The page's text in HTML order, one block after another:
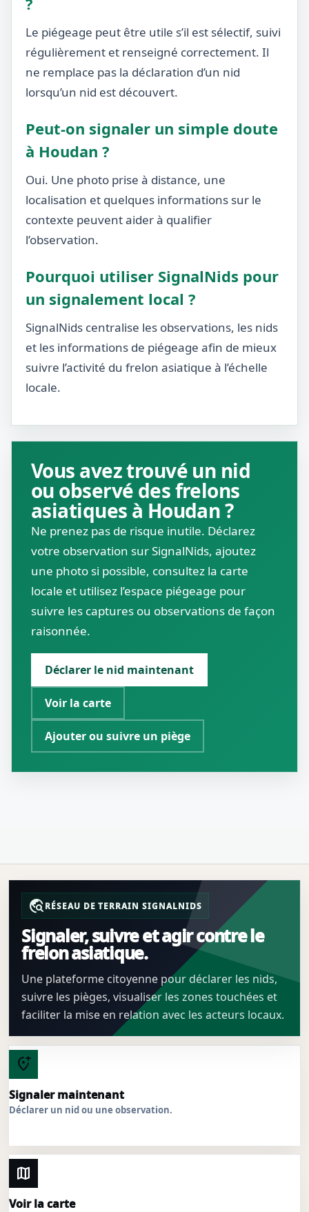
Le piégeage peut être utile s’il est sélectif, suivi
régulièrement et renseigné correctement. Il
ne remplace pas la déclaration d’un nid
lorsqu’un nid est découvert.
Peut-on signaler un simple doute
à Houdan ?
Oui. Une photo prise à distance, une
localisation et quelques informations sur le
contexte peuvent aider à qualifier
l’observation.
Pourquoi utiliser SignalNids pour
un signalement local ?
SignalNids centralise les observations, les nids
et les informations de piégeage afin de mieux
suivre l’activité du frelon asiatique à l’échelle
locale.
Vous avez trouvé un nid
ou observé des frelons
asiatiques à Houdan ?
Ne prenez pas de risque inutile. Déclarez
votre observation sur SignalNids, ajoutez
une photo si possible, consultez la carte
locale et utilisez l’espace piégeage pour
suivre les captures ou observations de façon
raisonnée.
Déclarer le nid maintenant
Voir la carte
Ajouter ou suivre un piège
travel_exploreRÉSEAU DE TERRAIN SIGNALNIDS
Signaler, suivre et agir contre le
frelon asiatique.
Une plateforme citoyenne pour déclarer les nids,
suivre les pièges, visualiser les zones touchées et
faciliter la mise en relation avec les acteurs locaux.
add_location_alt
Signaler maintenant
Déclarer un nid ou une observation.
map
Voir la carte